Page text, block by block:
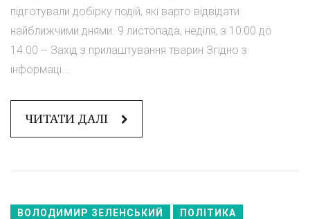
підготували добірку подій, які варто відвідати
найближчими днями. 9 листопада, неділя, з 10:00 до
14.00 -- Захід з прилаштування тварин Згідно з
інформаці...
ЧИТАТИ ДАЛІ
ВОЛОДИМИР ЗЕЛЕНСЬКИЙ ПОЛІТИКА